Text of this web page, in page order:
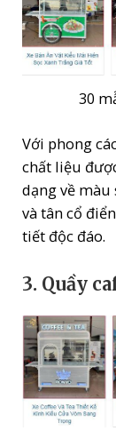
30
Với phong
chất liệu
dạng về
và tân cổ
tiết độc đáo.
3. Quầy